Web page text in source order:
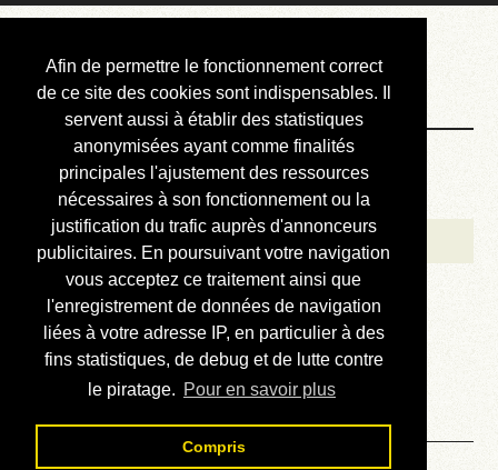
Afin de permettre le fonctionnement correct
de ce site des cookies sont indispensables. Il
servent aussi à établir des statistiques
anonymisées ayant comme finalités
principales l'ajustement des ressources
nécessaires à son fonctionnement ou la
justification du trafic auprès d'annonceurs
publicitaires. En poursuivant votre navigation
vous acceptez ce traitement ainsi que
l'enregistrement de données de navigation
liées à votre adresse IP, en particulier à des
fins statistiques, de debug et de lutte contre
le piratage. Pour en savoir plus
Compris
Courbis, « LE »
Blog Officiel
Bienvenue
Réalisations
Divers (et d’été)
Annonces
Liens externes
Téléchargement
Contact